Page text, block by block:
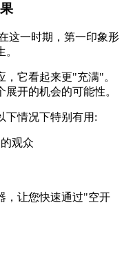
这一时期，第一印象形
它看起来更"充满"。
开的机会的可能性。
下情况下特别有用:
观众
，让您快速通过"空开